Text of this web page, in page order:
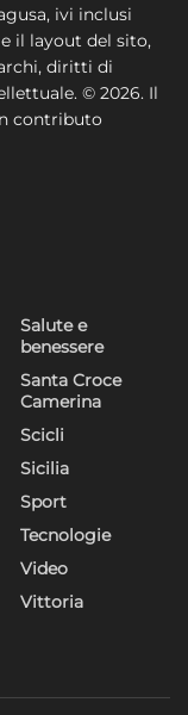
ivi inclusi
il layout del sito,
diritti di
© 2026. Il
contributo
Salute e
benessere
Santa Croce
Camerina
Scicli
Sicilia
Sport
Tecnologie
Video
Vittoria